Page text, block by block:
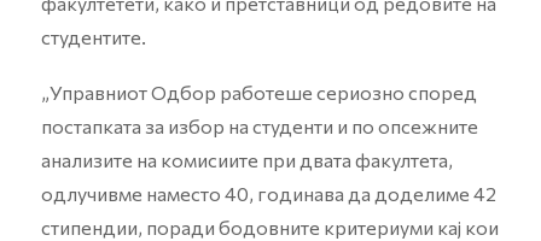
студентите.
„Управниот Одбор работеше сериозно според
постапката за избор на студенти и по опсежните
анализите на комисиите при двата факултета,
одлучивме наместо 40, годинава да доделиме 42
стипендии, поради бодовните критериуми кај кои